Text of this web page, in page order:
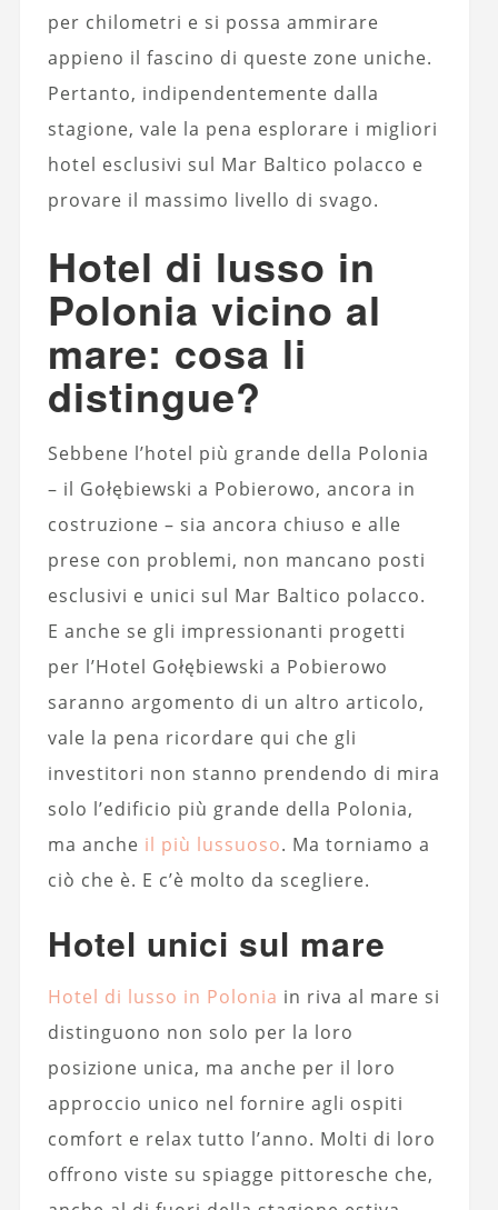
per chilometri e si possa ammirare
appieno il fascino di queste zone uniche.
Pertanto, indipendentemente dalla
stagione, vale la pena esplorare i migliori
hotel esclusivi sul Mar Baltico polacco e
provare il massimo livello di svago.
Hotel di lusso in
Polonia vicino al
mare: cosa li
distingue?
Sebbene l’hotel più grande della Polonia
– il Gołębiewski a Pobierowo, ancora in
costruzione – sia ancora chiuso e alle
prese con problemi, non mancano posti
esclusivi e unici sul Mar Baltico polacco.
E anche se gli impressionanti progetti
per l’Hotel Gołębiewski a Pobierowo
saranno argomento di un altro articolo,
vale la pena ricordare qui che gli
investitori non stanno prendendo di mira
solo l’edificio più grande della Polonia,
ma anche il più lussuoso. Ma torniamo a
ciò che è. E c’è molto da scegliere.
Hotel unici sul mare
Hotel di lusso in Polonia in riva al mare si
distinguono non solo per la loro
posizione unica, ma anche per il loro
approccio unico nel fornire agli ospiti
comfort e relax tutto l’anno. Molti di loro
offrono viste su spiagge pittoresche che,